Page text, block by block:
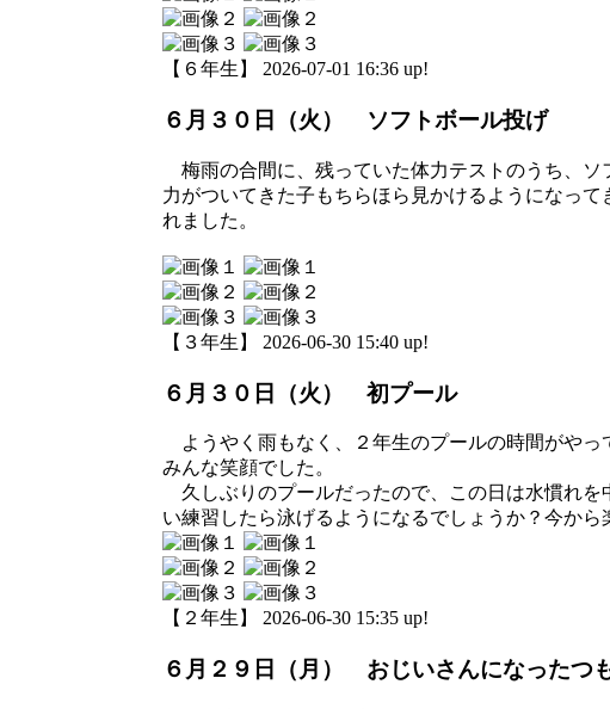
【６年生】 2026-07-01 16:36 up!
６月３０日（火） ソフトボール投げ
梅雨の合間に、残っていた体力テストのうち、ソ
力がついてきた子もちらほら見かけるようになっ
れました。
【３年生】 2026-06-30 15:40 up!
６月３０日（火） 初プール
ようやく雨もなく、２年生のプールの時間がやっ
みんな笑顔でした。
久しぶりのプールだったので、この日は水慣れを
い練習したら泳げるようになるでしょうか？今から
【２年生】 2026-06-30 15:35 up!
６月２９日（月） おじいさんになったつ